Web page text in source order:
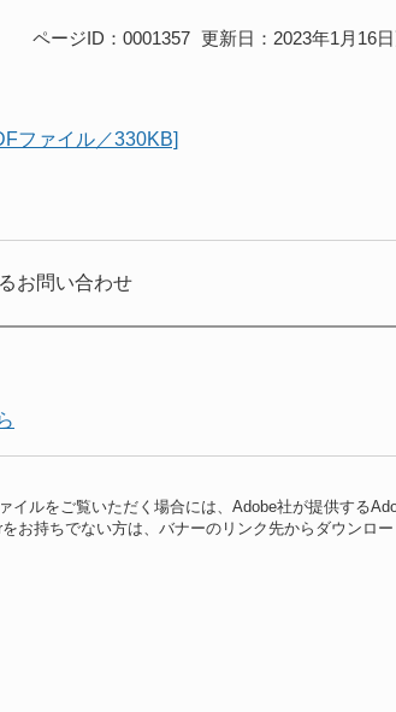
ページID：0001357 更新日：2023年1月16
ファイル／330KB]
お問い合わせ
イルをご覧いただく場合には、Adobe社が提供する
お持ちでない方は、バナーのリンク先からダウンロー